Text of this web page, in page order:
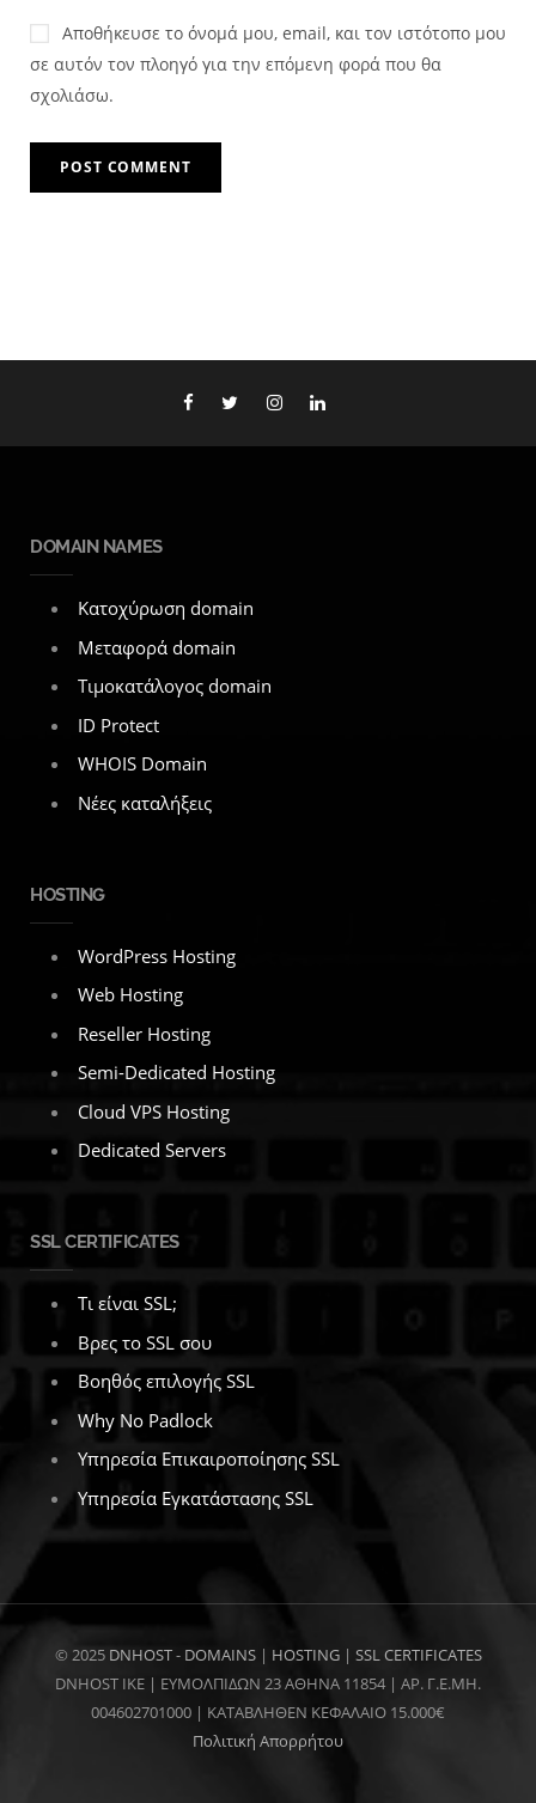
Αποθήκευσε το όνομά μου, email, και τον ιστότοπο μου
σε αυτόν τον πλοηγό για την επόμενη φορά που θα
σχολιάσω.
DOMAIN NAMES
Κατοχύρωση domain
Μεταφορά domain
Τιμοκατάλογος domain
ID Protect
WHOIS Domain
Νέες καταλήξεις
HOSTING
WordPress Hosting
Web Hosting
Reseller Hosting
Semi-Dedicated Hosting
Cloud VPS Hosting
Dedicated Servers
SSL CERTIFICATES
Τι είναι SSL;
Βρες το SSL σου
Βοηθός επιλογής SSL
Why No Padlock
Υπηρεσία Επικαιροποίησης SSL
Υπηρεσία Εγκατάστασης SSL
© 2025 DNHOST- DOMAINS| HOSTING| SSL CERTIFICATES
DNHOST IKE | ΕΥΜΟΛΠΙΔΩΝ 23 ΑΘΗΝΑ 11854 | AP. Γ.Ε.ΜΗ.
004602701000 | ΚΑΤΑΒΛΗΘΕΝ ΚΕΦΑΛΑΙΟ 15.000€
Πολιτική Απορρήτου